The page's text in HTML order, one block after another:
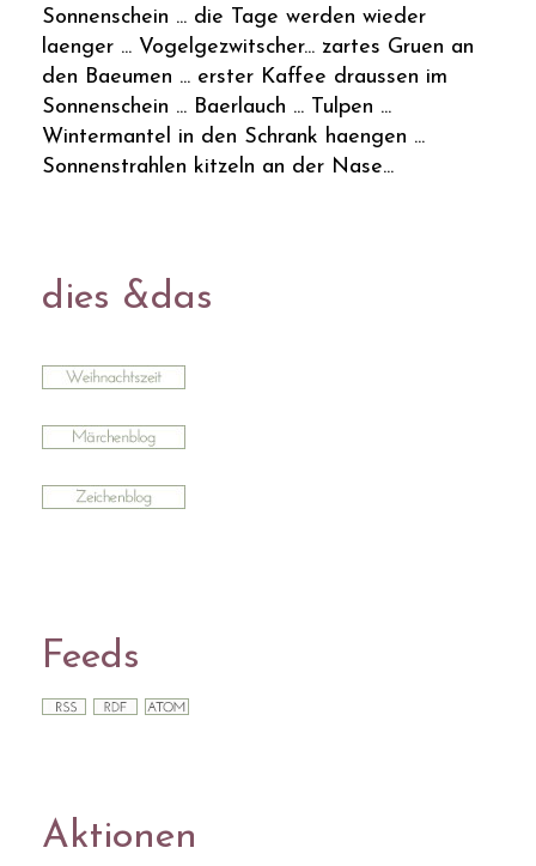
Sonnenschein ... die Tage werden wieder
laenger ... Vogelgezwitscher... zartes Gruen an
den Baeumen ... erster Kaffee draussen im
Sonnenschein ... Baerlauch ... Tulpen ...
Wintermantel in den Schrank haengen ...
Sonnenstrahlen kitzeln an der Nase...
dies &das
Feeds
Aktionen